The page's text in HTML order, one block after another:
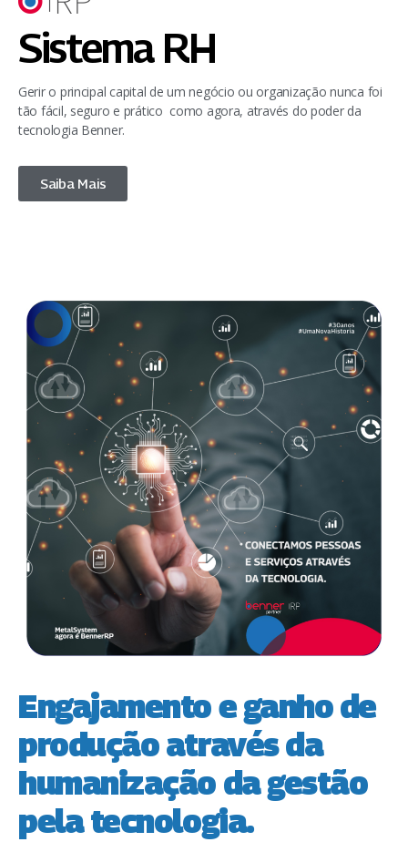
Sistema RH
Gerir o principal capital de um negócio ou organização nunca foi
tão fácil, seguro e prático como agora, através do poder da
tecnologia Benner.
Saiba Mais
Engajamento e ganho de
produção através da
humanização da gestão
pela tecnologia.